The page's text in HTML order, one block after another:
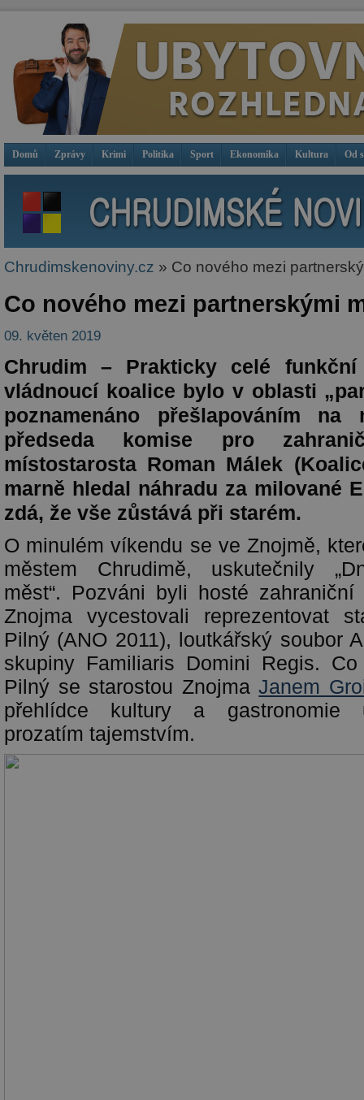
Domů Zprávy Krimi Politika Sport Ekonomika Kultura Od
Chrudimskenoviny.cz » Co nového mezi
Co nového mezi partnerskými
09. květen 2019
Chrudim – Prakticky celé
vládnoucí koalice bylo v oblasti
poznamenáno přešlapováním na
předseda komise pro
místostarosta Roman Málek
marně hledal náhradu za milované
zdá, že vše zůstává při starém.
O minulém víkendu se ve Znojmě,
městem Chrudimě, uskutečnily
měst“. Pozváni byli hosté
Znojma vycestovali reprezentovat
Pilný (ANO 2011), loutkářský soubor
skupiny Familiaris Domini Regis.
Pilný se starostou ZnojmaJanem
přehlídce kultury a gastronomie
prozatím tajemstvím.